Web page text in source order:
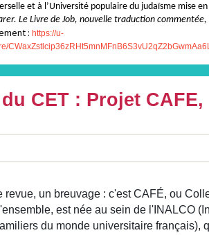
et à l’Université populaire du judaïsme mise
Le Livre de Job, nouvelle traduction commentée,
: https://u-
CET : Projet
revue, un breuvage : c'est CAFÉ, ou
est née au sein de l'INALCO
du monde universitaire